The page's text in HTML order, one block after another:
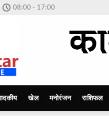
08:00 - 17:00
खेल मनोरंजन राशिफल